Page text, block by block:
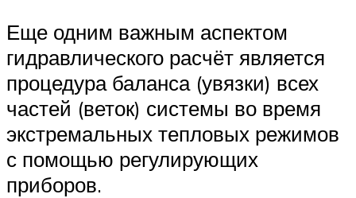
Еще одним важным аспектом
гидравлического расчёт является
процедура баланса (увязки) всех
частей (веток) системы во время
экстремальных тепловых режимов
с помощью регулирующих
приборов.